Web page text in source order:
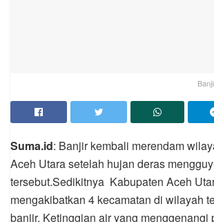
Suma.id: Banjir kembali merendam
Aceh Utara setelah hujan deras
tersebut.Sedikitnya Kabupaten Aceh
mengakibatkan 4 kecamatan di wilayah
banjir. Ketinggian air yang menggenangi